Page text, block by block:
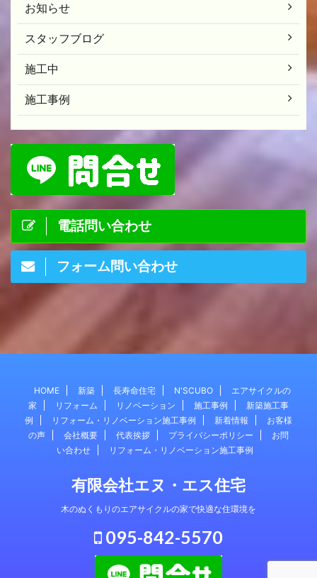
お知らせ
スタッフブログ
施工中
施工事例
電話問い合わせ
フォーム問い合わせ
HOME 新築 長寿命住宅 N'SCUBO
エアサイクルの
家
リフォーム リノベーション 施工事例
新築施工事
例
リフォーム・リノベーション施工事例 新着情報
お客様
の声
会社概要 代表挨拶 プライバシーポリシー
お問
い合わせ
リフォーム・リノベーション施工事例
有限会社エヌ・エス住宅
木のぬくもりのエアサイクルの家で快適な住環境を
095-842-5570